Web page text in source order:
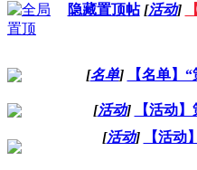
隐藏置顶帖 [活动]
[名单] 【名单】
[活动]
【活动
[活动]
【活动